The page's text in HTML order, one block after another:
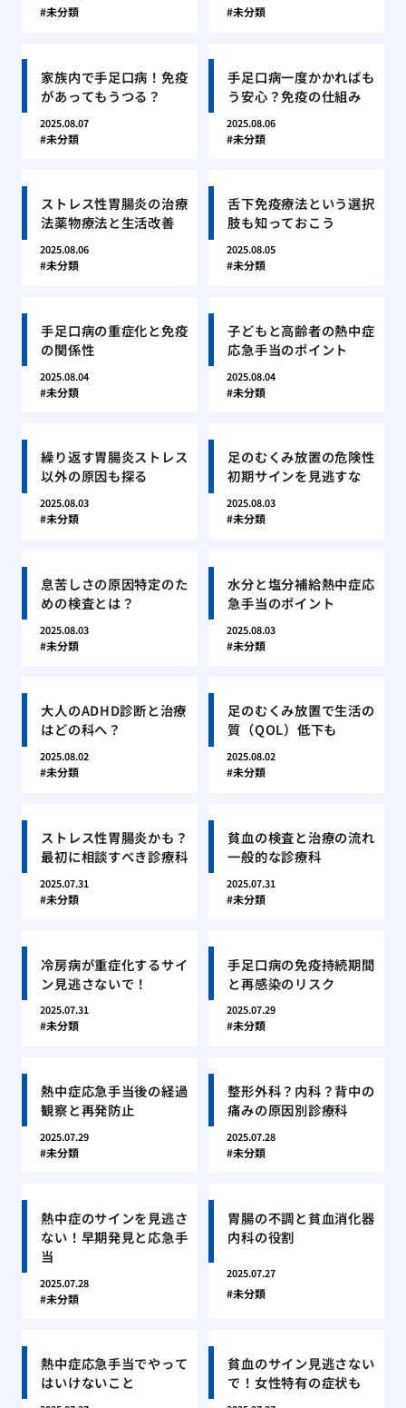
未分類 未分類
家族内で手足口病！免疫
があってもうつる？
2025.08.07
未分類
手足口病一度かかればも
う安心？免疫の仕組み
2025.08.06
未分類
ストレス性胃腸炎の治療
法薬物療法と生活改善
2025.08.06
未分類
舌下免疫療法という選択
肢も知っておこう
2025.08.05
未分類
手足口病の重症化と免疫
の関係性
2025.08.04
未分類
子どもと高齢者の熱中症
応急手当のポイント
2025.08.04
未分類
繰り返す胃腸炎ストレス
以外の原因も探る
2025.08.03
未分類
足のむくみ放置の危険性
初期サインを見逃すな
2025.08.03
未分類
息苦しさの原因特定のた
めの検査とは？
2025.08.03
未分類
水分と塩分補給熱中症応
急手当のポイント
2025.08.03
未分類
大人のADHD診断と治療
はどの科へ？
2025.08.02
未分類
足のむくみ放置で生活の
質（QOL）低下も
2025.08.02
未分類
ストレス性胃腸炎かも？
最初に相談すべき診療科
2025.07.31
未分類
貧血の検査と治療の流れ
一般的な診療科
2025.07.31
未分類
冷房病が重症化するサイ
ン見逃さないで！
2025.07.31
未分類
手足口病の免疫持続期間
と再感染のリスク
2025.07.29
未分類
熱中症応急手当後の経過
観察と再発防止
2025.07.29
未分類
整形外科？内科？背中の
痛みの原因別診療科
2025.07.28
未分類
熱中症のサインを見逃さ
ない！早期発見と応急手
当
2025.07.28
未分類
胃腸の不調と貧血消化器
内科の役割
2025.07.27
未分類
熱中症応急手当でやって
はいけないこと
貧血のサイン見逃さない
で！女性特有の症状も